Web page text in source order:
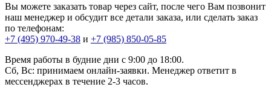
Вы можете заказать товар через сайт, после чего Вам позвонит
наш менеджер и обсудит все детали заказа, или сделать заказ
по телефонам:
+7 (495) 970-49-38 и +7 (985) 850-05-85
Время работы в будние дни с 9:00 до 18:00.
Сб, Вс: принимаем онлайн-заявки. Менеджер ответит в
мессенджерах в течение 2-3 часов.